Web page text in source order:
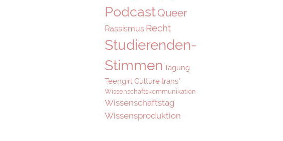
PodcastQueer
Rassismus Recht
Studierenden-
Stimmen Tagung
Teengirl Culturetrans*
Wissenschaftskommunikation
Wissenschaftstag
Wissensproduktion